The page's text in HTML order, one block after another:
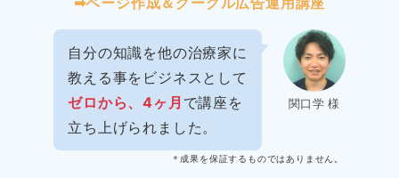
関口学 様
自分の知識を他の治療家に
教える事をビジネスとして
ゼロから、4ヶ月 で講座を
立ち上げられました。
＊成果を保証するものではありません。